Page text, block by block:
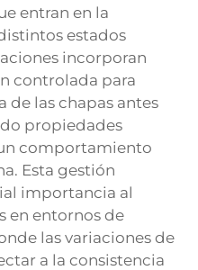
entran en la
estados
incorporan
controlada para
de las chapas antes
propiedades
comportamiento
Esta gestión
importancia al
en entornos de
las variaciones de
a la consistencia